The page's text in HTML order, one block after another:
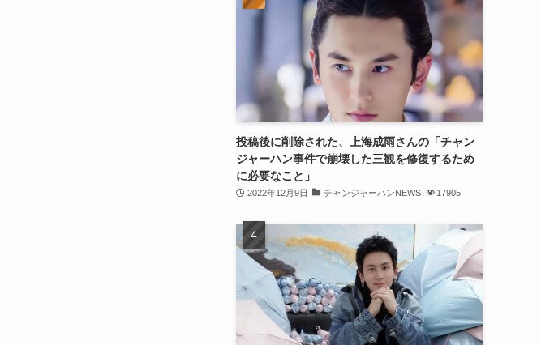
(32)
(29)
(31)
(31)
(31)
(32)
(30)
(32)
投稿後に削除された、上海成雨さんの「チャン
ジャーハン事件で崩壊した三観を修復するため
に必要なこと」
2022年12月9日 チャンジャーハンNEWS 17905